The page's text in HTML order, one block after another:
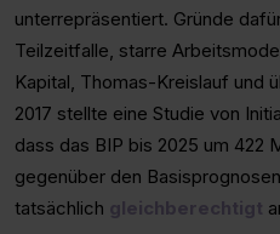
unterrepräsentiert. Gründe
Teilzeitfalle, starre
Kapital, Thomas-Kreislauf und
2017 stellte eine Studie von
dass das BIP bis 2025 um 422
gegenüber den
tatsächlich gleichberechtigt